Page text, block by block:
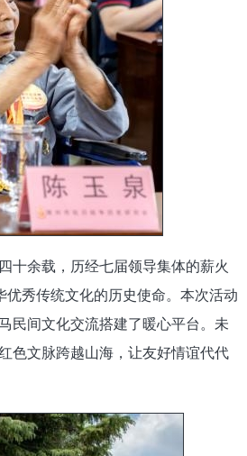
十余载，历经七届领导集体的薪火
优秀传统文化的历史使命。本次活动
民间文化交流搭建了暖心平台。未
色文脉跨越山海，让友好情谊代代